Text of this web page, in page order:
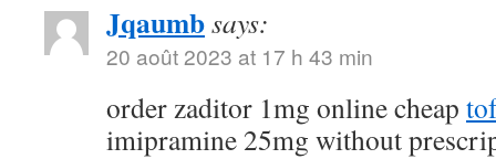
Jqaumbsays:
20 août 2023 at 17 h 43 min
order zaditor 1mg online cheap
imipramine 25mg without